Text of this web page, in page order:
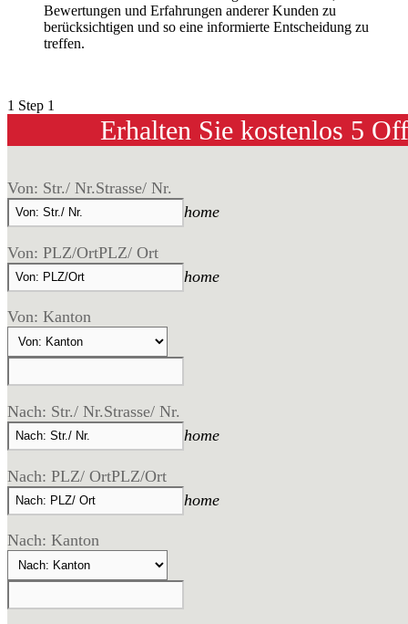
Bewertungen und Erfahrungen anderer Kunden zu
berücksichtigen und so eine informierte Entscheidung zu
treffen.
1 Step 1
Erhalten Sie kostenlos 5
Von: Str./ Nr.Strasse/ Nr.
home
Von: PLZ/OrtPLZ/ Ort
home
Von: Kanton
Nach: Str./ Nr.Strasse/ Nr.
home
Nach: PLZ/ OrtPLZ/Ort
home
Nach: Kanton